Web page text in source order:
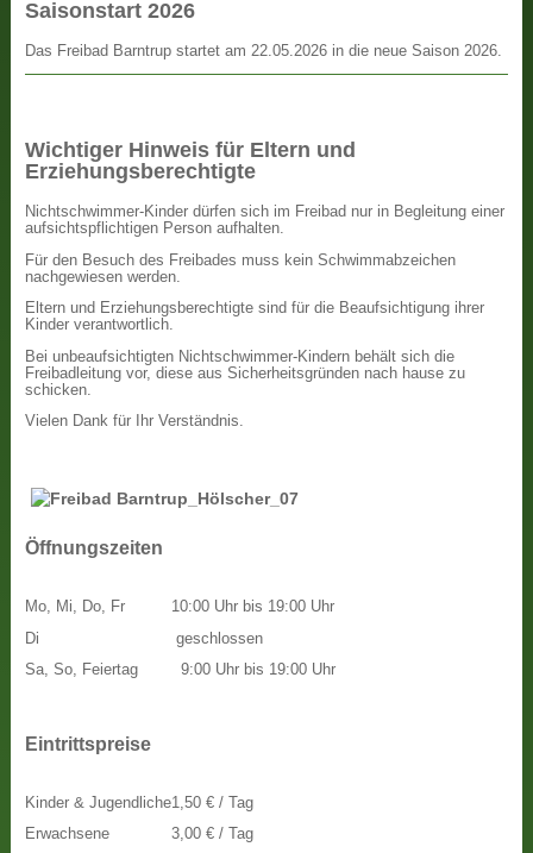
Saisonstart 2026
Das Freibad Barntrup startet am 22.05.2026 in die neue Saison 2026.
Wichtiger Hinweis für Eltern und
Erziehungsberechtigte
Nichtschwimmer-Kinder dürfen sich im Freibad nur in Begleitung einer
aufsichtspflichtigen Person aufhalten.
Für den Besuch des Freibades muss kein Schwimmabzeichen
nachgewiesen werden.
Eltern und Erziehungsberechtigte sind für die Beaufsichtigung ihrer
Kinder verantwortlich.
Bei unbeaufsichtigten Nichtschwimmer-Kindern behält sich die
Freibadleitung vor, diese aus Sicherheitsgründen nach hause zu
schicken.
Vielen Dank für Ihr Verständnis.
Öffnungszeiten
Mo, Mi, Do, Fr
Di
Sa, So, Feiertag
10:00 Uhr bis 19:00 Uhr
geschlossen
9:00 Uhr bis 19:00 Uhr
Eintrittspreise
Kinder & Jugendliche
Erwachsene
1,50 € / Tag
3,00 € / Tag